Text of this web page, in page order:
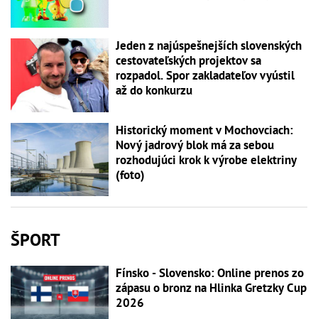
Jeden z najúspešnejších slovenských
cestovateľských projektov sa
rozpadol. Spor zakladateľov vyústil
až do konkurzu
Historický moment v Mochovciach:
Nový jadrový blok má za sebou
rozhodujúci krok k výrobe elektriny
(foto)
ŠPORT
Fínsko - Slovensko: Online prenos zo
zápasu o bronz na Hlinka Gretzky Cup
2026